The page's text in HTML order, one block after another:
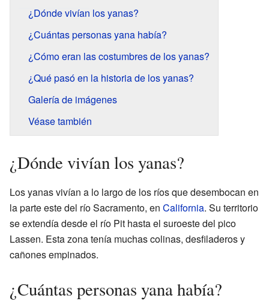
¿Dónde vivían los yanas?
¿Cuántas personas yana había?
¿Cómo eran las costumbres de los yanas?
¿Qué pasó en la historia de los yanas?
Galería de imágenes
Véase también
¿Dónde vivían los yanas?
Los yanas vivían a lo largo de los ríos que desembocan en
la parte este del río Sacramento, en California. Su territorio
se extendía desde el río Pit hasta el suroeste del pico
Lassen. Esta zona tenía muchas colinas, desfiladeros y
cañones empinados.
¿Cuántas personas yana había?